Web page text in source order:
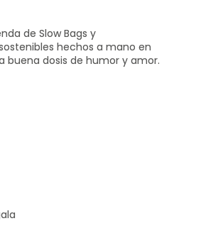
de Slow Bags y
hechos a mano en
buena dosis de humor y amor.